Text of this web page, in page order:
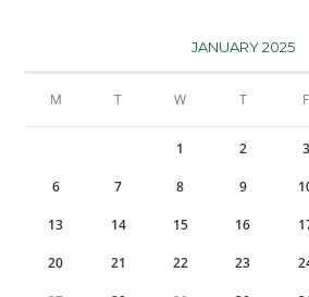
JANUARY 2025
M T W T F
1 2 3
6 7 8 9
13 14 15 16
20 21 22 23